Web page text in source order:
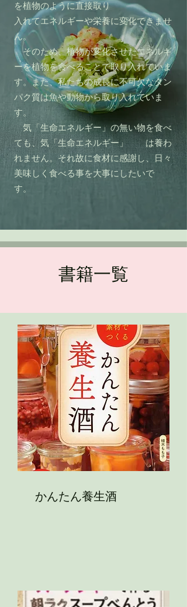
を植物のように直接取り
入れてエネルギーや栄養に変化できませ
ん。
そのため、植物が変化させたエネルギ
ーを植物を食べることで取り入れていま
す。また、私たちの成長に不可欠なタン
パク質は魚や動物から取り入れてい ま
す。
気「生命エネルギー」の無い物を食べ
ても、気「生命エネルギー」 は養わ
れません。それ故に食材に感謝し、日々
美味しく食べる事を大事にしたいで
す。
​書籍一覧
かんたん養生酒